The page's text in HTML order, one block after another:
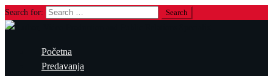
Search for:
Početna
Predavanja